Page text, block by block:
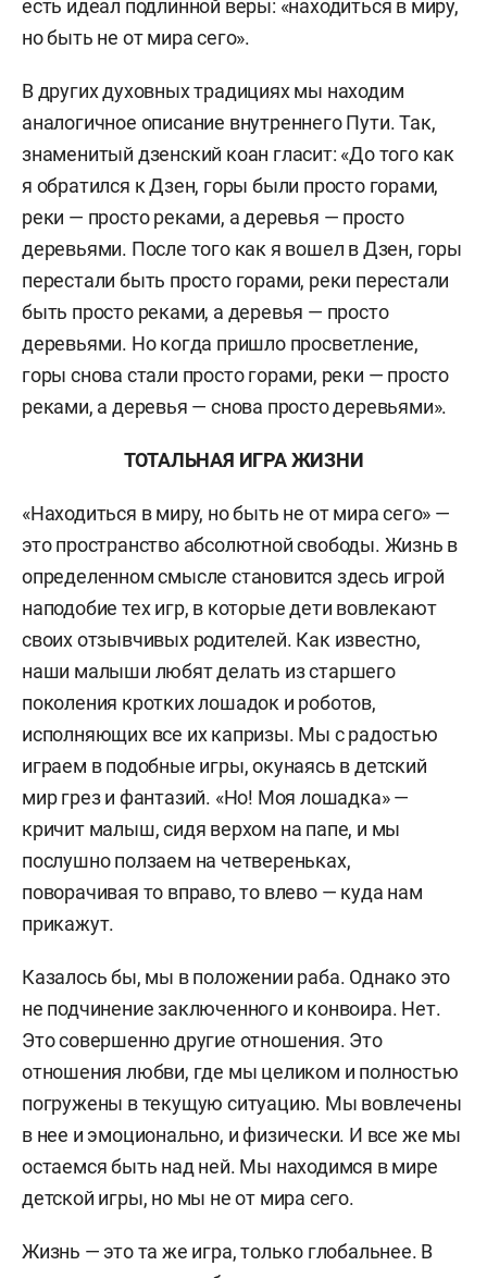
есть идеал подлинной веры: «находиться в миру,
но быть не от мира сего».
В других духовных традициях мы находим
аналогичное описание внутреннего Пути. Так,
знаменитый дзенский коан гласит: «До того как
я обратился к Дзен, горы были просто горами,
реки — просто реками, а деревья — просто
деревьями. После того как я вошел в Дзен, горы
перестали быть просто горами, реки перестали
быть просто реками, а деревья — просто
деревьями. Но когда пришло просветление,
горы снова стали просто горами, реки — просто
реками, а деревья — снова просто деревьями».
ТОТАЛЬНАЯ ИГРА ЖИЗНИ
«Находиться в миру, но быть не от мира сего» —
это пространство абсолютной свободы. Жизнь в
определенном смысле становится здесь игрой
наподобие тех игр, в которые дети вовлекают
своих отзывчивых родителей. Как известно,
наши малыши любят делать из старшего
поколения кротких лошадок и роботов,
исполняющих все их капризы. Мы с радостью
играем в подобные игры, окунаясь в детский
мир грез и фантазий. «Но! Моя лошадка» —
кричит малыш, сидя верхом на папе, и мы
послушно ползаем на четвереньках,
поворачивая то вправо, то влево — куда нам
прикажут.
Казалось бы, мы в положении раба. Однако это
не подчинение заключенного и конвоира. Нет.
Это совершенно другие отношения. Это
отношения любви, где мы целиком и полностью
погружены в текущую ситуацию. Мы вовлечены
в нее и эмоционально, и физически. И все же мы
остаемся быть над ней. Мы находимся в мире
детской игры, но мы не от мира сего.
Жизнь — это та же игра, только глобальнее. В